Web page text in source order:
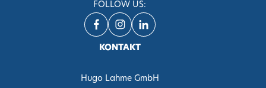
FOLLOW US:
KONTAKT
Hugo Lahme GmbH